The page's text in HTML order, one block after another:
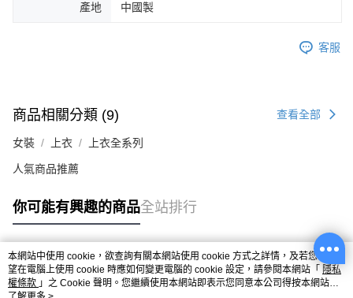
產地 中國製
客服
商品相關分類 (9) 查看全部
女裝 上衣 上衣全系列
人氣商品推薦
你可能有興趣的商品全站排行
熱門標籤
本網站中使用 cookie，欲查詢有關本網站使用 cookie 方式之詳情，及若您不希
望在電腦上使用 cookie 時應如何變更電腦的 cookie 設定，請參閱本網站「 隱私
權條款 」之 Cookie 聲明。您繼續使用本網站即表示您同意本公司得按本網站使